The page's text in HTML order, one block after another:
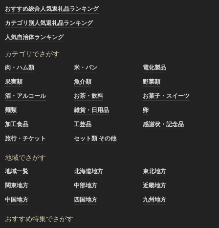
おすすめ総合人気返礼品ランキング
カテゴリ別人気返礼品ランキング
人気自治体ランキング
カテゴリでさがす
肉・ハム類 米・パン
電化製品
果実類
魚介類
野菜類
酒・アルコール
お茶・飲料
お菓子・スイーツ
麺類
雑貨・日用品
卵
加工食品
工芸品
感謝状・記念品
旅行・チケット
セット類 その他
地域でさがす
地域一覧 北海道地方
東北地方
関東地方
中部地方
近畿地方
中国地方
四国地方 九州地方
おすすめ特集でさがす